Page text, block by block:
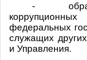
-
федеральных
служащих
и Управления.